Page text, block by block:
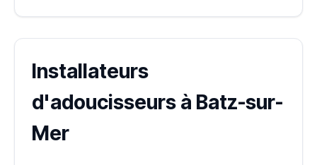
Installateurs
d'adoucisseurs à Batz-sur-
Mer